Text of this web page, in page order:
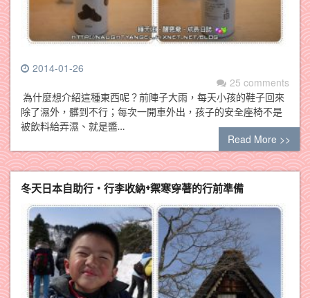
2014-01-26
25 comments
為什麼想介紹這種東西呢？前陣子大雨，每天小孩的鞋子回來
除了濕外，髒到不行；每次一開車外出，孩子的安全座椅不是
被飲料給弄濕、就是醬…
Read More >>
冬天日本自助行‧行李收納+禦寒穿著的行前準備